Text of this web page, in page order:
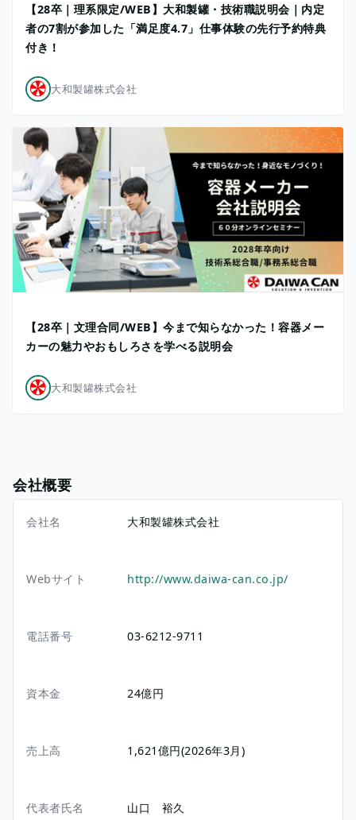
【28卒｜理系限定/WEB】大和製罐・技術職説明会｜内定
者の7割が参加した「満足度4.7」仕事体験の先行予約特典
付き！
大和製罐株式会社
【28卒｜文理合同/WEB】今まで知らなかった！容器メー
カーの魅力やおもしろさを学べる説明会
大和製罐株式会社
会社概要
会社名 大和製罐株式会社
Webサイト http://www.daiwa-can.co.jp/
電話番号 03-6212-9711
資本金 24億円
売上高 1,621億円(2026年3月)
代表者氏名 山口 裕久